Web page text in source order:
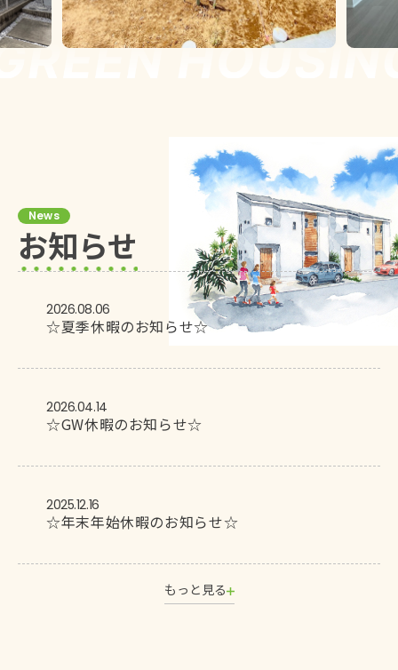
News
お知らせ
2026.08.06
☆夏季休暇のお知らせ☆
2026.04.14
☆GW休暇のお知らせ☆
2025.12.16
☆年末年始休暇のお知らせ☆
もっと見る